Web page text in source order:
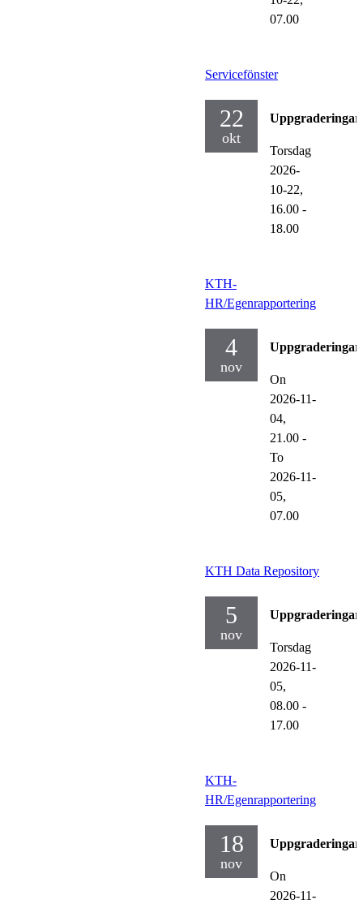
07.00
Servicefönster
22
okt
Uppgraderingar
Torsdag
2026-
10-22,
16.00 -
18.00
KTH-
HR/Egenrapportering
4
nov
Uppgraderingar
On
2026-11-
04,
21.00 -
To
2026-11-
05,
07.00
KTH Data Repository
5
nov
Uppgraderingar
Torsdag
2026-11-
05,
08.00 -
17.00
KTH-
HR/Egenrapportering
18
nov
Uppgraderingar
On
2026-11-